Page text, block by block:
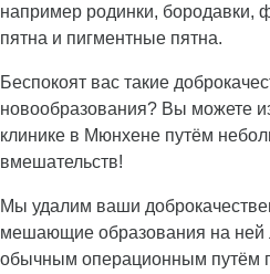
например родинки, бородавки,
пятна и пигментные пятна.
Беспокоят вас такие
новообразования? Вы можете
клинике в Мюнхене путём
вмешательств!
Мы удалим ваши
мешающие образования на ней
обычным операционным путём